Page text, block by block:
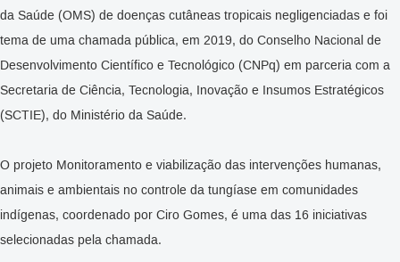
da Saúde (OMS) de doenças cutâneas tropicais negligenciadas e foi
tema de uma chamada pública, em 2019, do Conselho Nacional de
Desenvolvimento Científico e Tecnológico (CNPq) em parceria com a
Secretaria de Ciência, Tecnologia, Inovação e Insumos Estratégicos
(SCTIE), do Ministério da Saúde.
O projeto Monitoramento e viabilização das intervenções humanas,
animais e ambientais no controle da tungíase em comunidades
indígenas, coordenado por Ciro Gomes, é uma das 16 iniciativas
selecionadas pela chamada.